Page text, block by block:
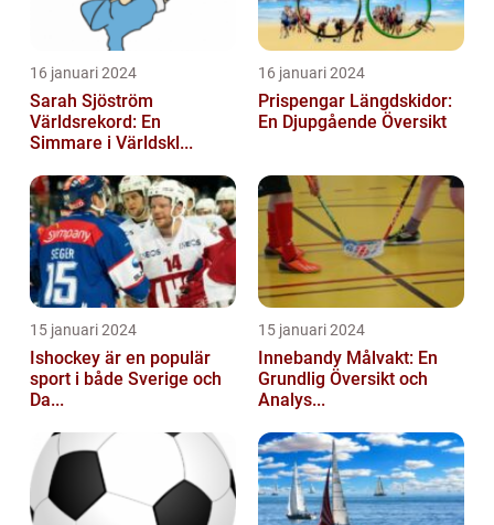
16 januari 2024
Sarah Sjöström
Världsrekord: En
Simmare i Världskl...
16 januari 2024
Prispengar Längdskidor:
En Djupgående Översikt
15 januari 2024
Ishockey är en populär
sport i både Sverige och
Da...
15 januari 2024
Innebandy Målvakt: En
Grundlig Översikt och
Analys...